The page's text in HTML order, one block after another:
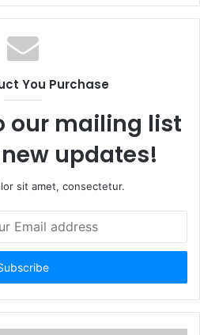
You Purchase
our mailing list
updates!
sit amet, consectetur.